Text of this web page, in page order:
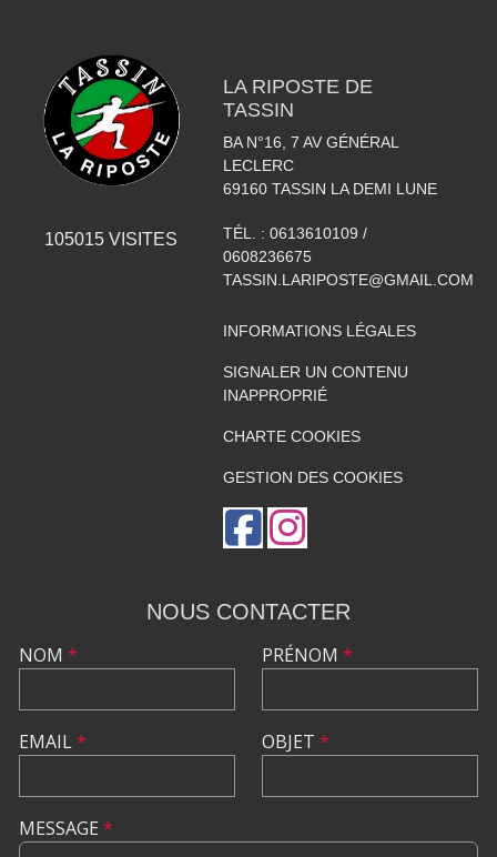
105015 VISITES
LA RIPOSTE DE
TASSIN
BA N°16, 7 AV GÉNÉRAL
LECLERC
69160 TASSIN LA DEMI LUNE
TÉL. : 0613610109 /
0608236675
TASSIN.LARIPOSTE@GMAIL.COM
INFORMATIONS LÉGALES
SIGNALER UN CONTENU
INAPPROPRIÉ
CHARTE COOKIES
GESTION DES COOKIES
NOUS CONTACTER
NOM *
EMAIL*
PRÉNOM *
OBJET *
MESSAGE *